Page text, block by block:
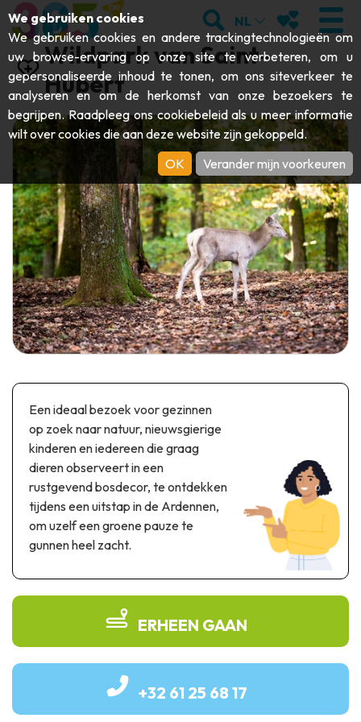
BEZOEKEN
Abdijen & religieuze monumenten
Archeologie
Kunst
Ambachten & knowhow
Kastelen, citadellen & belforten
Folklore & lokale geschiedenis
Geschiedenis
Auto- & spoorerfgoed
Industrieel erfgoed & architecturale kunstwerken
Streekproducten
Herinneringstoerisme
UNESCO
ONTDEKKEN
Grotten
Tuinen, parken & natuursites
Aquariums, dierenparken & -tuinen
BEWEGEN
Toeristische boten & cruises
Railbikes & toeristische treinen
Kajaks
Avonturenparken
Recreatie- & waterpretparken
EVENEMENTEN
DE LEUKSTE ACTIVITEITEN VOOR
DEZE ZOMER
DOWNLOAD DE GIDS
ZOEKEN
NL MIJN
Wildpark van Saint-
Hubert
Een ideaal bezoek voor gezinnen
op zoek naar natuur, nieuwsgierige
kinderen en iedereen die graag
dieren observeert in een
rustgevend bosdecor, te ontdekken
tijdens een uitstap in de Ardennen,
om uzelf een groene pauze te
gunnen heel zacht.
ERHEEN GAAN
+32 61 25 68 17
We gebruiken cookies
We gebruiken cookies en andere trackingtechnologieën om
uw browse-ervaring op onze site te verbeteren, om u
gepersonaliseerde inhoud te tonen, om ons siteverkeer te
analyseren en om de herkomst van onze bezoekers te
begrijpen. Raadpleeg onscookiebeleidals u meer informatie
wilt over cookies die aan deze website zijn gekoppeld.
OK
Verander mijn voorkeuren